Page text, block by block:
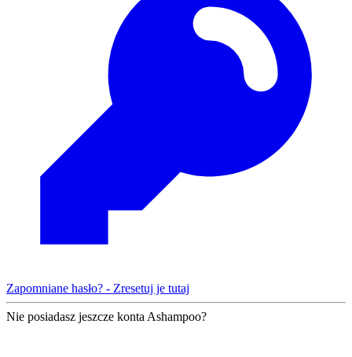
Zapomniane hasło? - Zresetuj je tutaj
Nie posiadasz jeszcze konta Ashampoo?